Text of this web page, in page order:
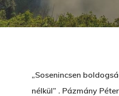
„Sosenincsen
nélkül” . Pázmány